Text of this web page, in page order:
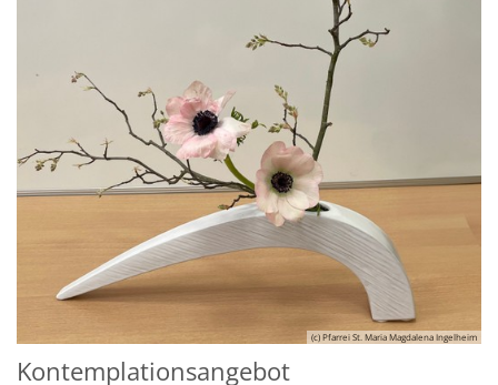
(c) Pfarrei St. Maria Magdalena Ingelheim
Kontemplationsangebot